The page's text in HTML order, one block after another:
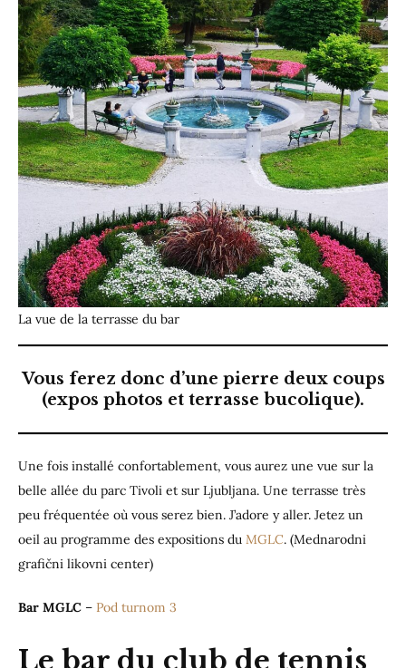
La vue de la terrasse du bar
Vous ferez donc d’une pierre deux coups
(expos photos et terrasse bucolique).
Une fois installé confortablement, vous aurez une vue sur la
belle allée du parc Tivoli et sur Ljubljana. Une terrasse très
peu fréquentée où vous serez bien. J’adore y aller. Jetez un
oeil au programme des expositions du MGLC. (Mednarodni
grafični likovni center)
Bar MGLC – Pod turnom 3
Le bar du club de tennis